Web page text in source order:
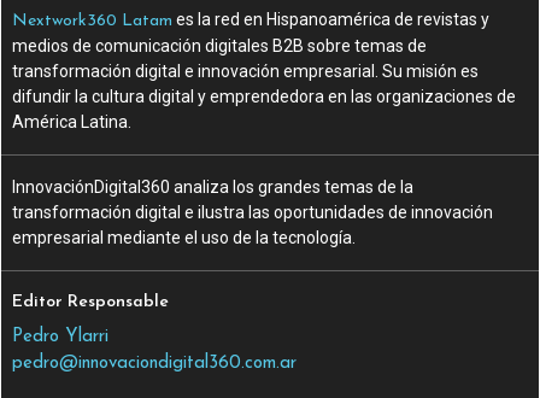
Nextwork360 Latam es la red en Hispanoamérica de revistas y
medios de comunicación digitales B2B sobre temas de
transformación digital e innovación empresarial. Su misión es
difundir la cultura digital y emprendedora en las organizaciones de
América Latina.
InnovaciónDigital360 analiza los grandes temas de la
transformación digital e ilustra las oportunidades de innovación
empresarial mediante el uso de la tecnología.
Editor Responsable
Pedro Ylarri
pedro@innovaciondigital360.com.ar